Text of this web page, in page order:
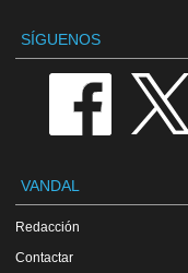
SÍGUENOS
VANDAL
Redacción
Contactar